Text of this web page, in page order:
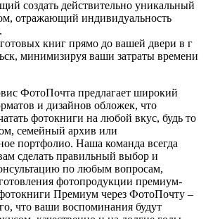
создать действительно уникальный
отражающий индивидуальность
книг прямо до вашей двери в г
минимизируя ваши затраты времени
ФотоПочта предлагает широкий
и дизайнов обложек, что
фотокниги на любой вкус, будь то
семейный архив или
портфолио. Наша команда всегда
сделать правильный выбор и
по любым вопросам,
фотопродукции премиум-
Премиум через ФотоПочту –
что ваши воспоминания будут